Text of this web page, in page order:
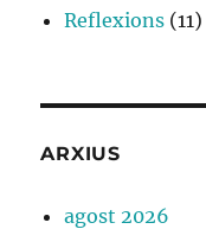
Reflexions (11)
ARXIUS
agost 2026